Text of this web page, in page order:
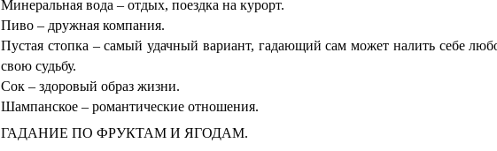
Минеральная вода – отдых, поездка на курорт.
Пиво – дружная компания.
Пустая стопка – самый удачный вариант, гадающий сам может налить себе
свою судьбу.
Сок – здоровый образ жизни.
Шампанское – романтические отношения.
ГАДАНИЕ ПО ФРУКТАМ И ЯГОДАМ.